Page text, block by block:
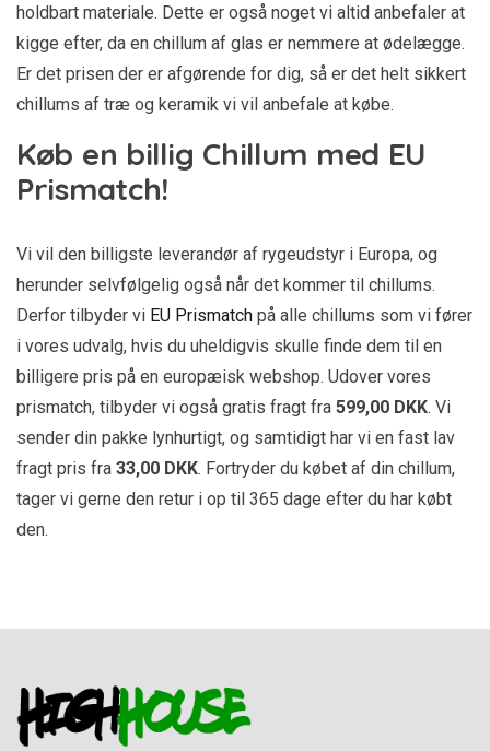
holdbart materiale. Dette er også noget vi altid anbefaler at
kigge efter, da en chillum af glas er nemmere at ødelægge.
Er det prisen der er afgørende for dig, så er det helt sikkert
chillums af træ og keramik vi vil anbefale at købe.
Køb en billig Chillum med EU
Prismatch!
Vi vil den billigste leverandør af rygeudstyr i Europa, og
herunder selvfølgelig også når det kommer til chillums.
Derfor tilbyder vi EU Prismatch på alle chillums som vi fører
i vores udvalg, hvis du uheldigvis skulle finde dem til en
billigere pris på en europæisk webshop. Udover vores
prismatch, tilbyder vi også gratis fragt fra 599,00 DKK. Vi
sender din pakke lynhurtigt, og samtidigt har vi en fast lav
fragt pris fra 33,00 DKK. Fortryder du købet af din chillum,
tager vi gerne den retur i op til 365 dage efter du har købt
den.